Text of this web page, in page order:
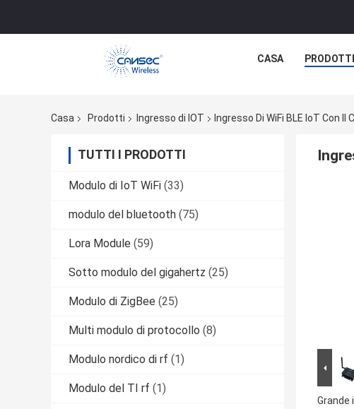
CASA PRODOTTI
Casa Prodotti Ingresso di IOT Ingresso Di WiFi BLE IoT Con Il
TUTTI I PRODOTTI
Modulo di IoT WiFi (33)
modulo del bluetooth (75)
Lora Module (59)
Sotto modulo del gigahertz (25)
Modulo di ZigBee (25)
Multi modulo di protocollo (8)
Modulo nordico di rf (1)
Modulo del TI rf (1)
Grande